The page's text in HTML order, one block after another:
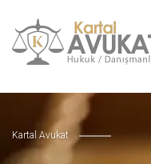
Kartal Avukat